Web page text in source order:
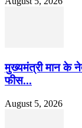
मुख्यमंत्री मान के
फीस...
August 5, 2026